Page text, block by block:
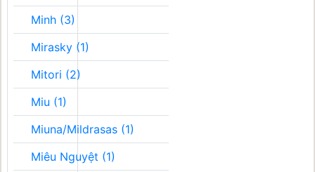
Minh (3)
Mirasky (1)
Mitori (2)
Miu (1)
Miuna/Mildrasas (1)
Miêu Nguyệt (1)